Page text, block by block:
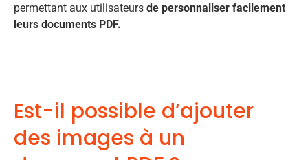
permettant aux utilisateurs de personnaliser facilement
leurs documents PDF.
Est-il possible d’ajouter
des images à un